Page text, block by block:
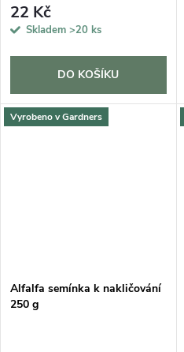
22 Kč
Skladem >20 ks
DO KOŠÍKU
Vyrobeno v Gardners
Alfalfa semínka k nakličování
250 g